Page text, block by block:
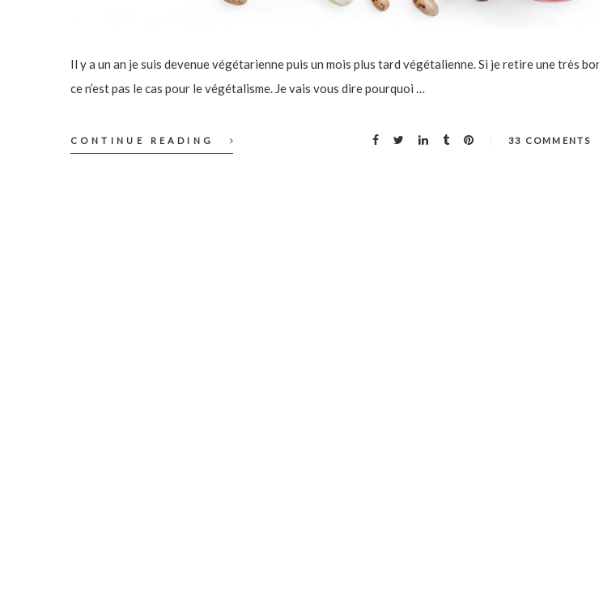
Il y a un an je suis devenue végétarienne puis un mois plus tard végétalienne. Si je retire une très
ce n’est pas le cas pour le végétalisme. Je vais vous dire pourquoi …
CONTINUE READING 33 COMMENTS